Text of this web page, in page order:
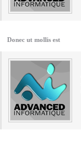
Donec ut mollis est